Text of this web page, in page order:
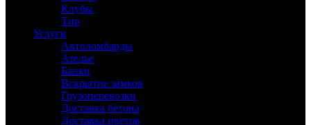
Клубы
Тир
Услуги
Автоломбарды
Ателье
Банки
Вскрытие замков
Грузоперевозки
Доставка бетона
Доставка цветов